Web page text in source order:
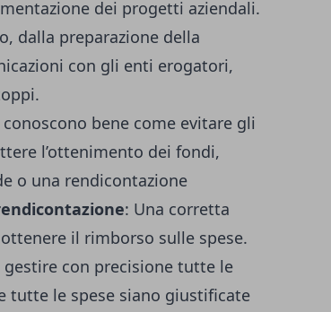
dei progetti aziendali.
dalla preparazione della
con gli enti erogatori,
bene come evitare gli
l’ottenimento dei fondi,
o una rendicontazione
: Una corretta
il rimborso sulle spese.
con precisione tutte le
tutte le spese siano giustificate